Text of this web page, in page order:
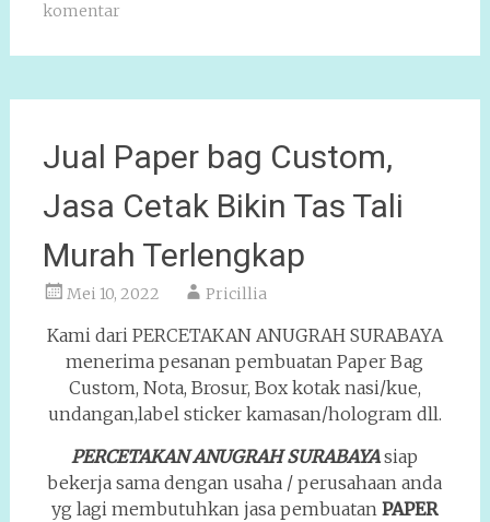
komentar
Jual Paper bag Custom,
Jasa Cetak Bikin Tas Tali
Murah Terlengkap
Mei 10, 2022 Pricillia
Kami dari PERCETAKAN ANUGRAH SURABAYA
menerima pesanan pembuatan Paper Bag
Custom, Nota, Brosur, Box kotak nasi/kue,
undangan,label sticker kamasan/hologram dll.
PERCETAKAN ANUGRAH SURABAYAsiap
bekerja sama dengan usaha / perusahaan anda
yg lagi membutuhkan jasa pembuatanPAPER